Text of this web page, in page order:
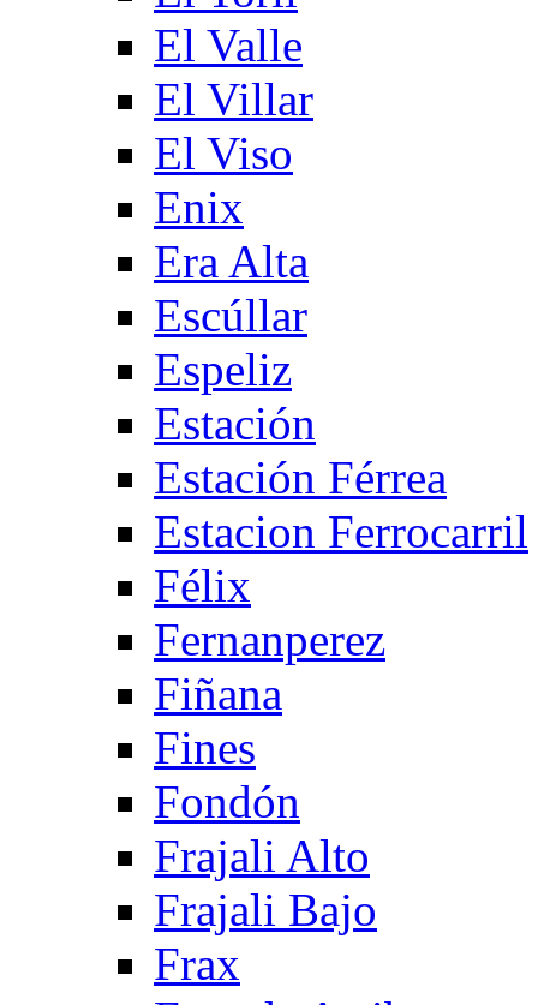
El Valle
El Villar
El Viso
Enix
Era Alta
Escúllar
Espeliz
Estación
Estación Férrea
Estacion Ferrocarril
Félix
Fernanperez
Fiñana
Fines
Fondón
Frajali Alto
Frajali Bajo
Frax